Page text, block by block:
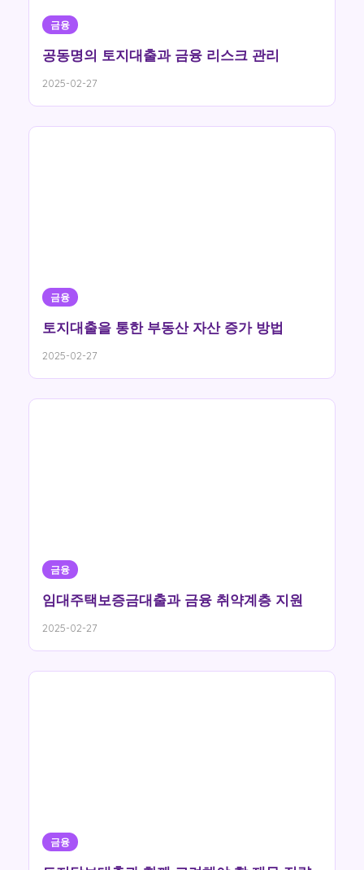
금융
공동명의 토지대출과 금융 리스크 관리
2025-02-27
금융
토지대출을 통한 부동산 자산 증가 방법
2025-02-27
금융
임대주택보증금대출과 금융 취약계층 지원
2025-02-27
금융